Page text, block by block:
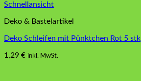
Schnellansicht
Deko & Bastelartikel
Deko Schleifen mit Pünktchen Rot 5 stk
1,29 € inkl. MwSt.